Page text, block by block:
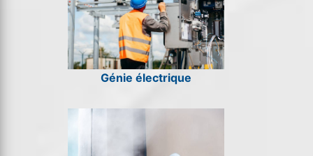
Génie électrique